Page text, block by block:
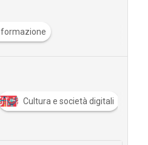
formazione
Cultura e società digitali